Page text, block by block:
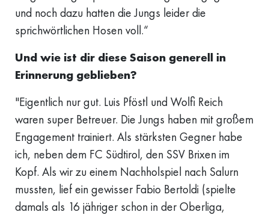
und noch dazu hatten die Jungs leider die
sprichwörtlichen Hosen voll.“
Und wie ist dir diese Saison generell in
Erinnerung geblieben?
"Eigentlich nur gut. Luis Pföstl und Wolfi Reich
waren super Betreuer. Die Jungs haben mit großem
Engagement trainiert. Als stärksten Gegner habe
ich, neben dem FC Südtirol, den SSV Brixen im
Kopf. Als wir zu einem Nachholspiel nach Salurn
mussten, lief ein gewisser Fabio Bertoldi (spielte
damals als 16 jähriger schon in der Oberliga,